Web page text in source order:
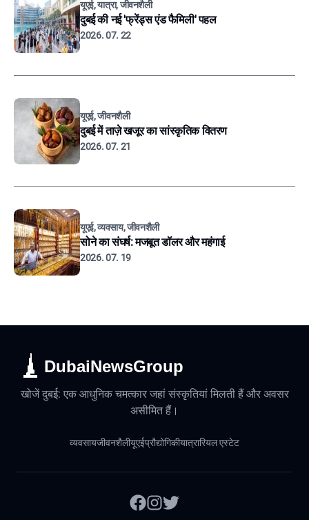
यूएई, यात्रा, जीवनशैली
दुबई की नई 'फ्रेंड्स एंड फैमिली' पहल
2026. 07. 22
यूएई, जीवनशैली
दुबई में ताज़े खजूर का सांस्कृतिक वितरण
2026. 07. 21
यूएई, व्यवसाय, जीवनशैली
सोने का संघर्ष: मजबूत डॉलर और महंगाई
2026. 07. 19
DubaiNewsGroup
खोजें दुबई: एक आधुनिक चमत्कार जहां संस्कृतियां मिलती हैं और अवसर
असीमित हैं।
व्यवसायजीवनशैलीयूएईप्रौद्योगिकीयात्रारियल एस्टेट